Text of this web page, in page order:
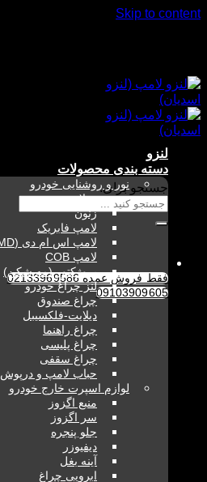
Skip to content
جستجو برای:
فقط فروش عمده 02133969586
09103909605
لنزو
دسته بندی محصولات
نور و روشنایی خودرو
هدلایت
زنون
لامپ فابریک
لامپ اس ام دی (SMD)
لامپ COB
پروژکتور (مه شکن)
لنز چراغ خودرو
چراغ صندوق
دیلایت-فلکسیبل
چراغ راهنما
چراغ پلیسی
چراغ سقفی
حباب لامپ و درپوش
لوازم اسپرت خارج خودرو
منبع اگزوز
سر اگزوز
جلو پنجره
دیفیوزر
آینه بغل
ابرویی چراغ